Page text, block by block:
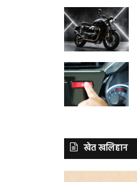
खेत खलिहान